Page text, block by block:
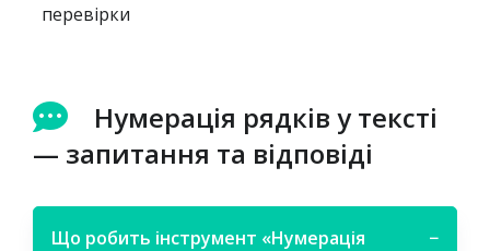
перевірки
Нумерація рядків у тексті
— запитання та відповіді
Що робить інструмент «Нумерація
−